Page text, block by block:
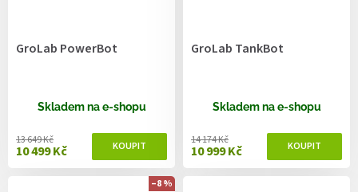
GroLab PowerBot
Skladem na e-shopu
10 499 Kč
13 649 Kč
GroLab TankBot
Skladem na e-shopu
10 999 Kč
14 174 Kč
–8 %